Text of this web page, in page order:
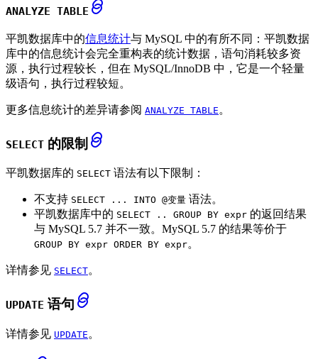
ANALYZE TABLE
平凯数据库中的信息统计与 MySQL 中的有所不同：平凯数据
库中的信息统计会完全重构表的统计数据，语句消耗较多资
源，执行过程较长，但在 MySQL/InnoDB 中，它是一个轻量
级语句，执行过程较短。
更多信息统计的差异请参阅 ANALYZE TABLE 。
SELECT 的限制
平凯数据库的 SELECT 语法有以下限制：
不支持 SELECT ... INTO @变量 语法。
平凯数据库中的 SELECT .. GROUP BY expr 的返回结果
与 MySQL 5.7 并不一致。MySQL 5.7 的结果等价于
GROUP BY expr ORDER BY expr。
详情参见 SELECT。
UPDATE 语句
详情参见 UPDATE 。